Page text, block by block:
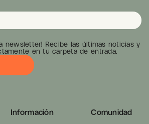
newsletter! Recibe las últimas noticias y
en tu carpeta de entrada.
Información Comunidad